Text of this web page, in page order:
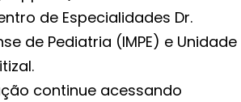
de Especialidades Dr.
de Pediatria (IMPE) e Unidade
continue acessando